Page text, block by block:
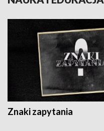
Znaki zapytania